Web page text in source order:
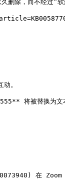
删除，而不经过“软
。
将被替换为
在 Zoom